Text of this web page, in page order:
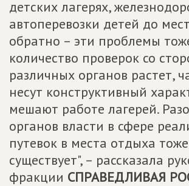
детских лагерях,
автоперевозки детей до
обратно – эти проблемы
количество проверок со
различных органов растет,
несут конструктивный
мешают работе лагерей.
органов власти в сфере
путевок в места отдыха тоже
существует", – рассказала
фракции СПРАВЕДЛИВАЯ